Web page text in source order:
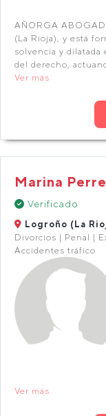
AÑORGA
(La Rioja), y está
solvencia y dilatada
del derecho,
Ver más
Marina
Verificado
Logroño (La
Divorcios | Penal |
Accidentes tráfico
Ver más